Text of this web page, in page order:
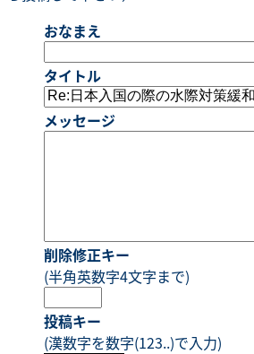
おなまえ
タイトル
メッセージ
削除修正キー
(半角英数字4文字まで)
投稿キー
(漢数字を数字(123..)で入力)